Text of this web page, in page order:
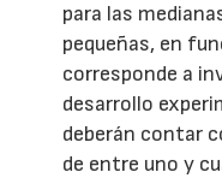
para las
pequeñas, en
corresponde a
desarrollo
deberán contar
de entre uno y